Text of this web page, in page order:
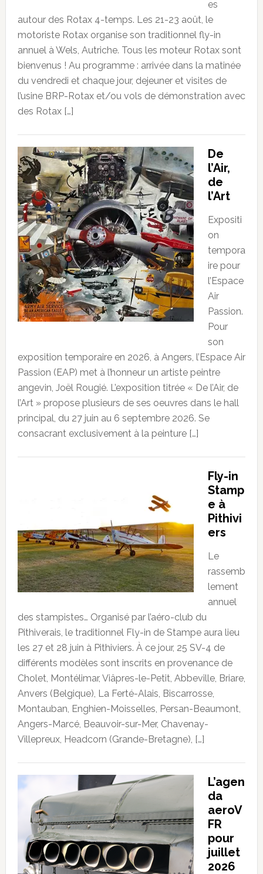
es
autour des Rotax 4-temps. Les 21-23 août, le
motoriste Rotax organise son traditionnel fly-in
annuel à Wels, Autriche. Tous les moteur Rotax sont
bienvenus ! Au programme : arrivée dans la matinée
du vendredi et chaque jour, dejeuner et visites de
l’usine BRP-Rotax et/ou vols de démonstration avec
des Rotax […]
De
l’Air,
de
l’Art
Expositi
on
tempora
ire pour
l’Espace
Air
Passion.
Pour
son
exposition temporaire en 2026, à Angers, l’Espace Air
Passion (EAP) met à l’honneur un artiste peintre
angevin, Joël Rougié. L’exposition titrée « De l’Air, de
l’Art » propose plusieurs de ses oeuvres dans le hall
principal, du 27 juin au 6 septembre 2026. Se
consacrant exclusivement à la peinture […]
Fly-in
Stamp
e à
Pithivi
ers
Le
rassemb
lement
annuel
des stampistes… Organisé par l’aéro-club du
Pithiverais, le traditionnel Fly-in de Stampe aura lieu
les 27 et 28 juin à Pithiviers. À ce jour, 25 SV-4 de
différents modèles sont inscrits en provenance de
Cholet, Montélimar, Viâpres-le-Petit, Abbeville, Briare,
Anvers (Belgique), La Ferté-Alais, Biscarrosse,
Montauban, Enghien-Moisselles, Persan-Beaumont,
Angers-Marcé, Beauvoir-sur-Mer, Chavenay-
Villepreux, Headcorn (Grande-Bretagne), […]
L’agen
da
aeroV
FR
pour
juillet
2026